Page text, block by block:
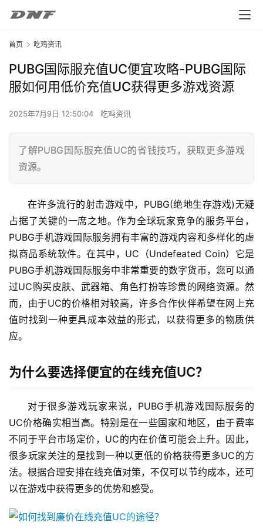
首页 吃鸡资讯
PUBG国际服充值UC便宜攻略-PUBG国际
服如何用低价充值UC获得更多游戏资源
2025年7月9日 12:50:04 吃鸡资讯
了解PUBG国际服充值UC的省钱技巧，获取更多游戏
资源。
在许多流行的射击游戏中，PUBG(绝地生存游戏)无疑
占据了关键的一席之地。作为全球玩家竞争的服务平台，
PUBG手机游戏国际服务拥有丰富的游戏内容和多样化的虚
拟商品系统软件。在其中，UC（Undefeated Coin）它是
PUBG手机游戏国际服务中非常重要的数字货币，您可以通
过UC购买皮肤、武器箱、角色打扮等珍贵的网络资源。然
而，由于UC的价格相对较高，许多合作伙伴希望在网上充
值时找到一种更具成本效益的形式，以获得更多的物质供
应。
为什么要选择便宜的在线充值UC？
对于很多游戏玩家来说，PUBG手机游戏国际服务的
UC价格确实相当高。特别是在一些国家和地区，由于费率
不同于平台市场定价，UC的内在价值可能会上升。因此，
很多玩家关注的是找到一种以更低的价格获得更多UC的方
法。根据合理安排在线充值对策，不仅可以节约成本，还可
以在游戏中获得更多的优势和感受。